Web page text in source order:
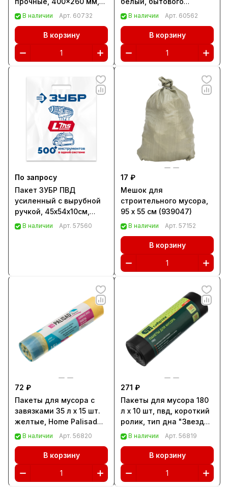
35 шт, цвет кристалл,
В наличии Арт. 60732
В корзину
назначения, 95х55 см
В наличии Арт. 60562
В корзину
По запросу
Пакет ЗУБР ПВД
усиленный с вырубной
ручкой, 45х54х10см,
90мкм
В наличии Арт. 57560
17 ₽
Мешок для
строительного мусора,
95 x 55 см (939047)
В наличии Арт. 57152
В корзину
72 ₽
Пакеты для мусора с
завязками 35 л x 15 шт.
желтые, Home Palisad
(927165)
В наличии Арт. 56820
В корзину
271 ₽
Пакеты для мусора 180
л x 10 шт, пвд, короткий
ролик, тип дна "Звезда"
Сибртех (92746)
В наличии Арт. 56819
В корзину